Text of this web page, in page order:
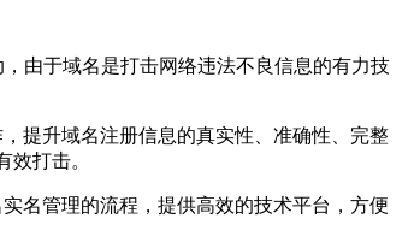
由于域名是打击网络违法不良信息的有力技
提升域名注册信息的真实性、准确性、完整
打击。
名管理的流程，提供高效的技术平台，方便